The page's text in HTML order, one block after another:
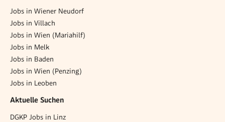
Jobs in Wiener Neudorf
Jobs in Villach
Jobs in Wien (Mariahilf)
Jobs in Melk
Jobs in Baden
Jobs in Wien (Penzing)
Jobs in Leoben
Aktuelle Suchen
DGKP Jobs in Linz